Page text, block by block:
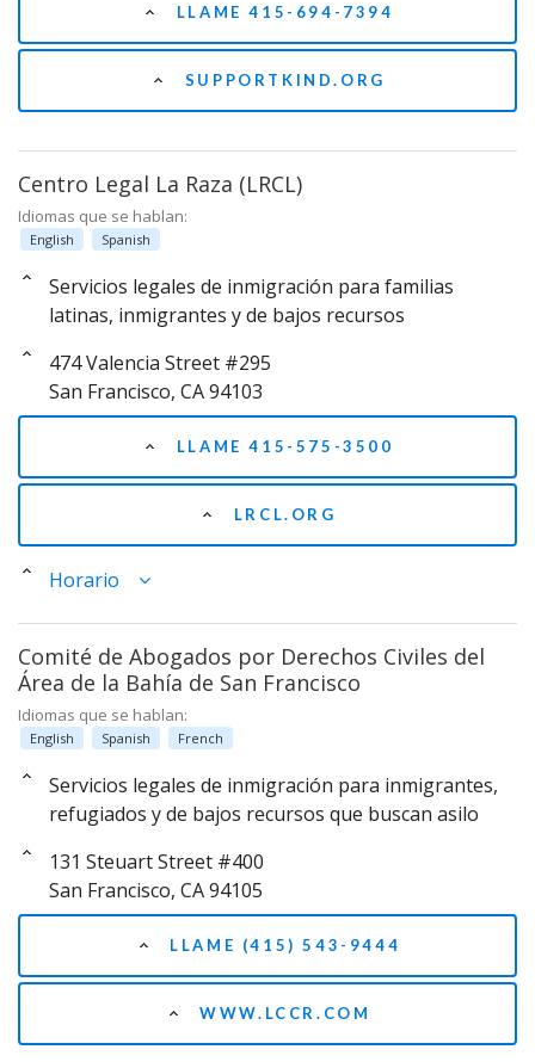
LLAME 415-694-7394
SUPPORTKIND.ORG
Centro Legal La Raza (LRCL)
Idiomas que se hablan:
English Spanish
Servicios legales de inmigración para familias
latinas, inmigrantes y de bajos recursos
474 Valencia Street #295
San Francisco, CA 94103
LLAME 415-575-3500
LRCL.ORG
Horario
Comité de Abogados por Derechos Civiles del
Área de la Bahía de San Francisco
Idiomas que se hablan:
English Spanish French
Servicios legales de inmigración para inmigrantes,
refugiados y de bajos recursos que buscan asilo
131 Steuart Street #400
San Francisco, CA 94105
LLAME (415) 543-9444
WWW.LCCR.COM